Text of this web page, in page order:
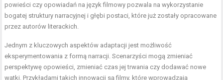
powieści czy opowiadań na język filmowy pozwala na wykorzystanie
bogatej struktury narracyjnej i głębi postaci, które już zostały opracowane
przez autorów literackich.
Jednym z kluczowych aspektów adaptacji jest możliwość
eksperymentowania z formą narracji. Scenarzyści mogą zmieniać
perspektywę opowieści, zmieniać czas jej trwania czy dodawać nowe
wątki. Przykładami takich innowacji są filmy, które wprowadzają